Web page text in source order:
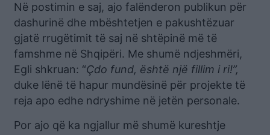
Në postimin e saj, ajo falënderon publikun për
dashurinë dhe mbështetjen e pakushtëzuar
gjatë rrugëtimit të saj në shtëpinë më të
famshme në Shqipëri. Me shumë ndjeshmëri,
Egli shkruan: “Çdo fund, është një fillim i ri!”,
duke lënë të hapur mundësinë për projekte të
reja apo edhe ndryshime në jetën personale.
Por ajo që ka ngjallur më shumë kureshtje